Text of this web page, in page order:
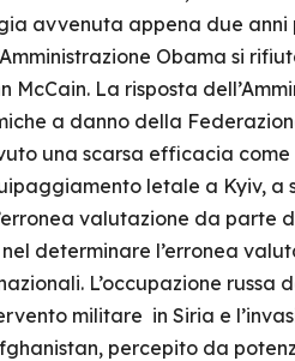
avvenuta appena due
Obama si
McCain. La risposta
a danno della
una scarsa efficacia
letale a Kyiv, a
valutazione da parte
determinare l’erronea
L’occupazione russa
militare in Siria e
percepito da